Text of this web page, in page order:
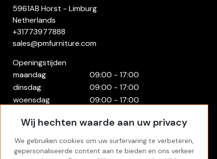
5961AB Horst - Limburg
Netherlands
+31773977888
sales@pmfurniture.com
Openingstijden
maandag
09:00 - 17:00
dinsdag
09:00 - 17:00
woensdag
09:00 - 17:00
vrijdag
09:00 - 17:00
zaterdag
Gesloten
zondag
Gesloten
Wij hechten waarde aan uw privacy
We gebruiken cookies om uw surfervaring te verbeteren,
gepersonaliseerde content aan te bieden en ons verkeer